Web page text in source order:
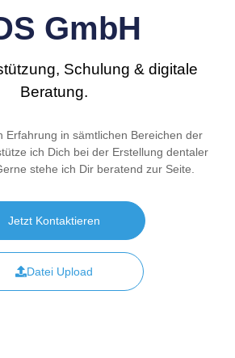
GmbH
Schulung & digitale
Beratung.
Erfahrung in sämtlichen Bereichen der
ich Dich bei der Erstellung dentaler
stehe ich Dir beratend zur Seite.
Jetzt Kontaktieren
Datei Upload